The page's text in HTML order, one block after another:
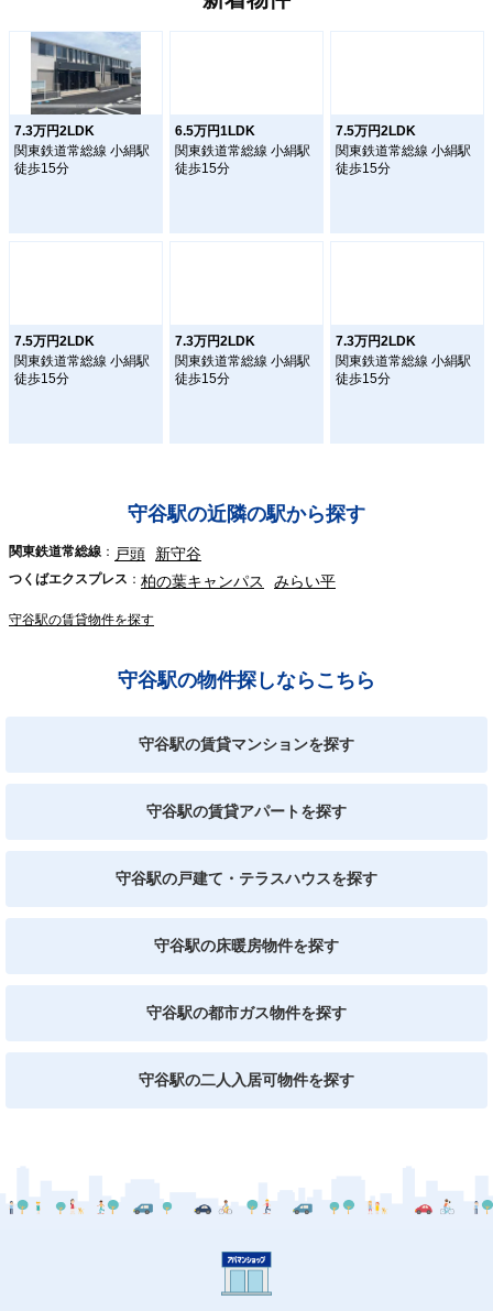
7.3万円2LDK
関東鉄道常総線 小絹駅
徒歩15分
6.5万円1LDK
関東鉄道常総線 小絹駅
徒歩15分
7.5万円2LDK
関東鉄道常総線 小絹駅
徒歩15分
7.5万円2LDK
関東鉄道常総線 小絹駅
徒歩15分
7.3万円2LDK
関東鉄道常総線 小絹駅
徒歩15分
7.3万円2LDK
関東鉄道常総線 小絹駅
徒歩15分
守谷駅の近隣の駅から探す
関東鉄道常総線 戸頭 新守谷
つくばエクスプレス 柏の葉キャンパス みらい平
守谷駅の賃貸物件を探す
守谷駅の物件探しならこちら
守谷駅の賃貸マンションを探す
守谷駅の賃貸アパートを探す
守谷駅の戸建て・テラスハウスを探す
守谷駅の床暖房物件を探す
守谷駅の都市ガス物件を探す
守谷駅の二人入居可物件を探す